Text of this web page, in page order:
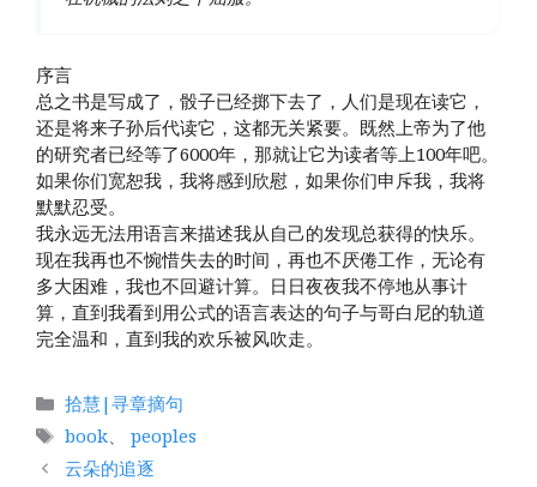
序言
总之书是写成了，骰子已经掷下去了，人们是现在读它，
还是将来子孙后代读它，这都无关紧要。既然上帝为了他
的研究者已经等了6000年，那就让它为读者等上100年吧。
如果你们宽恕我，我将感到欣慰，如果你们申斥我，我将
默默忍受。
我永远无法用语言来描述我从自己的发现总获得的快乐。
现在我再也不惋惜失去的时间，再也不厌倦工作，无论有
多大困难，我也不回避计算。日日夜夜我不停地从事计
算，直到我看到用公式的语言表达的句子与哥白尼的轨道
完全温和，直到我的欢乐被风吹走。
分
类
拾慧|寻章摘句
标
签
book、 peoples
云朵的追逐